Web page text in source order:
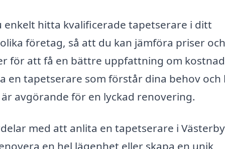
hitta kvalificerade tapetserare i ditt
företag, så att du kan jämföra priser och
för att få en bättre uppfattning om
tapetserare som förstår dina behov och
avgörande för en lyckad renovering.
med att anlita en tapetserare i